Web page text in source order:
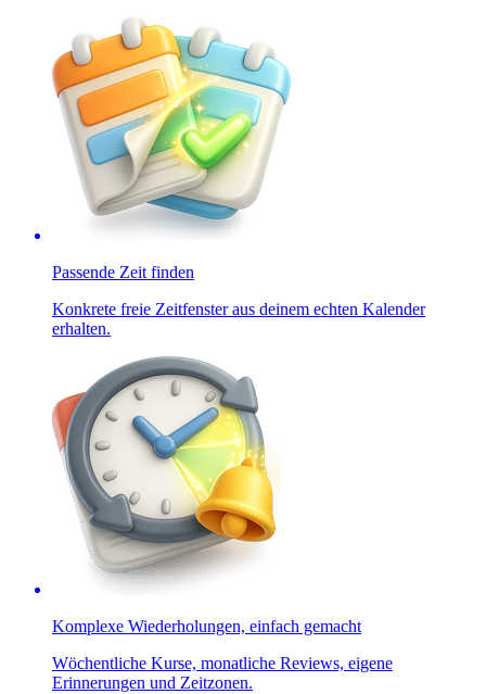
Passende Zeit finden
Konkrete freie Zeitfenster aus deinem echten Kalender
erhalten.
Komplexe Wiederholungen, einfach gemacht
Wöchentliche Kurse, monatliche Reviews, eigene
Erinnerungen und Zeitzonen.